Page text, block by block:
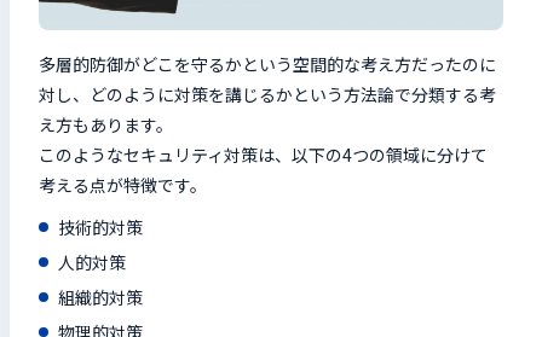
多層的防御がどこを守るかという空間的な考え方だったのに
対し、どのように対策を講じるかという方法論で分類する考
え方もあります。
このようなセキュリティ対策は、以下の4つの領域に分けて
考える点が特徴です。
技術的対策
人的対策
組織的対策